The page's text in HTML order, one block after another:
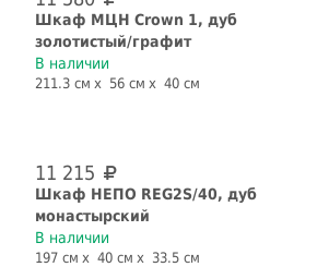
Шкаф МЦН Crown 1, дуб
золотистый/графит
В наличии
211.3 см 56 см 40 см
11 215
Шкаф НЕПО REG2S/40, дуб
монастырский
В наличии
197 см 40 см 33.5 см